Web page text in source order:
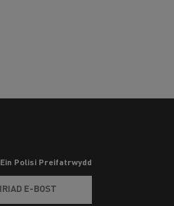
Ein Polisi Preifatrwydd